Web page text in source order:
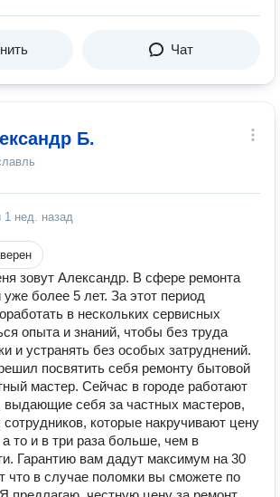
Чат
Б.
1 нед. назад
зовут Александр. В сфере ремонта
более 5 лет. За этот период
в нескольких сервисных
опыта и знаний, чтобы без труда
и устранять без особых затруднений.
посвятить себя ремонту бытовой
мастер. Сейчас в городе работают
выдающие себя за частных мастеров,
которые накручивают цену
а то и в три раза больше, чем в
Гарантию вам дадут максимум на 30
что в случае поломки вы сможете по